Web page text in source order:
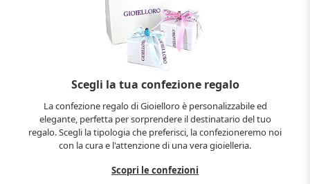
Scegli la tua confezione regalo
La confezione regalo di Gioielloro è personalizzabile ed
elegante, perfetta per sorprendere il destinatario del tuo
regalo. Scegli la tipologia che preferisci, la confezioneremo noi
con la cura e l'attenzione di una vera gioielleria.
Scopri le confezioni